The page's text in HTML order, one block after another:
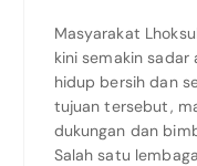
Masyarakat
kini semakin
hidup bersih dan
tujuan tersebut,
dukungan dan
Salah satu